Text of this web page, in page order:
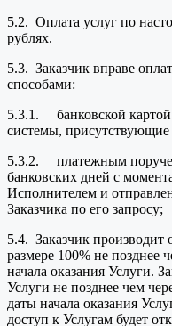
5.2. Оплата услуг по
рублях.
5.3. Заказчик вправе
способами:
5.3.1. банковской картой
системы,
5.3.2. платежным
банковских дней с
Исполнителем и
Заказчика по его запросу;
5.4. Заказчик производит
размере 100% не позднее
начала оказания Услуги.
Услуги не позднее чем
даты начала оказания
доступ к Услугам будет